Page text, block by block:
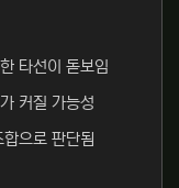
타선이 돋보임
커질 가능성
으로 판단됨